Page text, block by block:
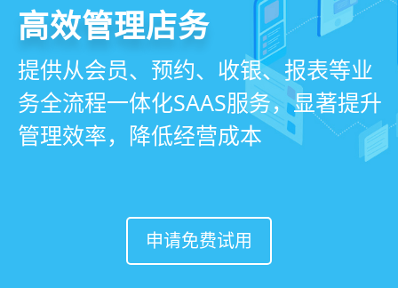
美容美发管理系统
店务+拓客+020一体化，一站式解决
美发门店经营管理需求
申请免费试用
高效管理店务
提供从会员、预约、收银、报表等业
务全流程一体化SAAS服务，显著提升
管理效率，降低经营成本
申请免费试用
社交裂变拓客
基于拼团、砍价、分销、异业合作等
网红社交营销玩法，海量爆款方案一
键套用，快速引爆门店客流
申请免费试用
小程序商城
小程序链接商家、手艺人、客户，打
通线上线下，让口碑传播有抓手，赋
能社交裂变，盘活私域流量
申请免费试用